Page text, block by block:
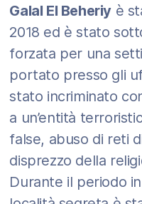
Galal El Beheriy è
2018 ed è stato
forzata per una
portato presso gli
stato incriminato
a un’entità
false, abuso di reti
disprezzo della
Durante il periodo